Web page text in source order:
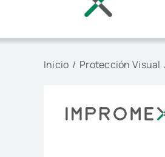
Inicio Protección Visual